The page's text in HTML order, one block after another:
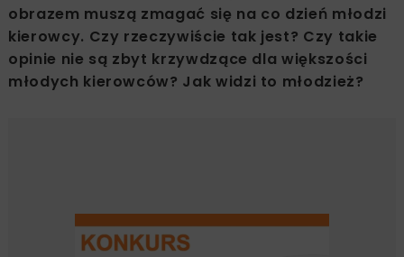
obrazem muszą zmagać się na co dzień młodzi
kierowcy. Czy rzeczywiście tak jest? Czy takie
opinie nie są zbyt krzywdzące dla większości
młodych kierowców? Jak widzi to młodzież?